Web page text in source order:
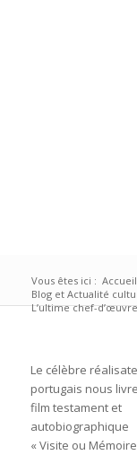
Vous êtes ici : Accueil
Blog et Actualité
L’ultime chef-
Le célèbre
portugais nous
film testament et
autobiographique
« Visite ou